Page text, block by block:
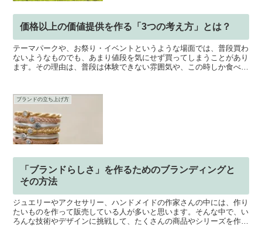
価格以上の価値提供を作る「3つの考え方」とは？
テーマパークや、お祭り・イベントというような場面では、普段買わ
ないようなものでも、あまり値段を気にせず買ってしまうことがあり
ます。その理由は、普段は体験できない雰囲気や、この時しか食べる
ブランドの立ち上げ方
「ブランドらしさ」を作るためのブランディングと
その方法
ジュエリーやアクセサリー、ハンドメイドの作家さんの中には、作り
たいものを作って販売している人が多いと思います。そんな中で、い
ろんな技術やデザインに挑戦して、たくさんの商品やシリーズを作っ